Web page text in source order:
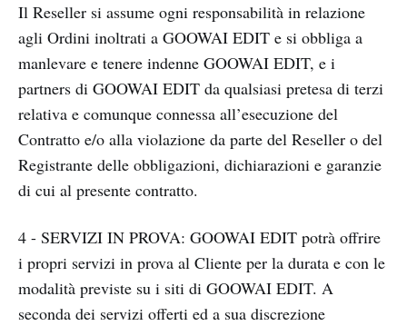
Il Reseller si assume ogni responsabilità in relazione
agli Ordini inoltrati a GOOWAI EDIT e si obbliga a
manlevare e tenere indenne GOOWAI EDIT, e i
partners di GOOWAI EDIT da qualsiasi pretesa di terzi
relativa e comunque connessa all’esecuzione del
Contratto e/o alla violazione da parte del Reseller o del
Registrante delle obbligazioni, dichiarazioni e garanzie
di cui al presente contratto.
4 - SERVIZI IN PROVA: GOOWAI EDIT potrà offrire
i propri servizi in prova al Cliente per la durata e con le
modalità previste su i siti di GOOWAI EDIT. A
seconda dei servizi offerti ed a sua discrezione